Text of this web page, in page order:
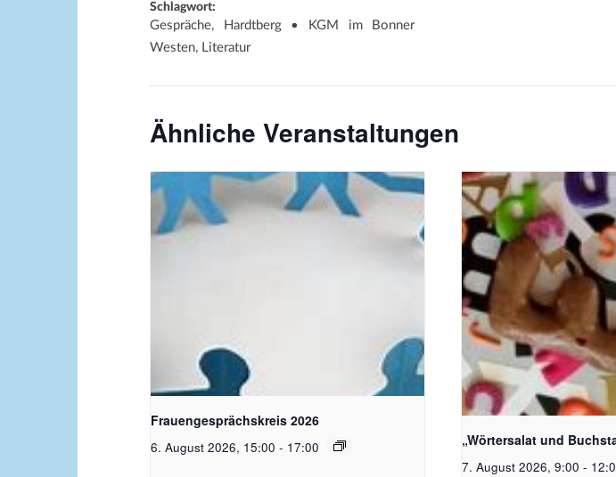
Schlagwort:
Gespräche, Hardtberg • KGM im Bonner
Westen, Literatur
Ähnliche Veranstaltungen
Bildquelle Pixabay
Frauengesprächskreis 2026
6. August 2026, 15:00 - 17:00
Bildquelle_
Meinersmann
„Wörtersalat und
7. August 2026, 9:00 -